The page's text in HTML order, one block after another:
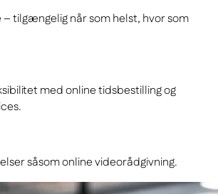
– tilgængelig når som helst, hvor som
med online tidsbestilling og
såsom online videorådgivning.